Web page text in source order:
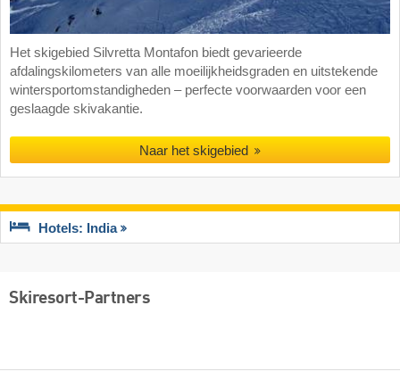
Het skigebied Silvretta Montafon biedt gevarieerde
afdalingskilometers van alle moeilijkheidsgraden en uitstekende
wintersportomstandigheden – perfecte voorwaarden voor een
geslaagde skivakantie.
Naar het skigebied
Hotels: India
Skiresort-Partners